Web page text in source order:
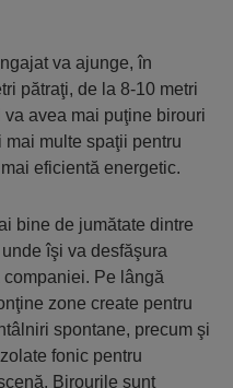
va ajunge, în
pătraţi, de la 8-10 metri
avea mai puţine birouri
multe spaţii pentru
eficientă energetic.
bine de jumătate dintre
îşi va desfăşura
Pe lângă
zone create pentru
spontane, precum şi
fonic pentru
Birourile sunt